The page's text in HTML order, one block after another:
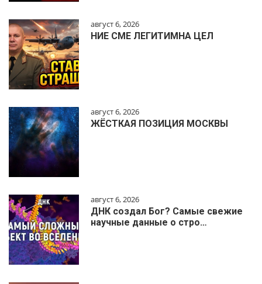
август 6, 2026
НИЕ СМЕ ЛЕГИТИМНА ЦЕЛ
август 6, 2026
ЖЁСТКАЯ ПОЗИЦИЯ МОСКВЫ
август 6, 2026
ДНК создал Бог? Самые свежие
научные данные о стро…